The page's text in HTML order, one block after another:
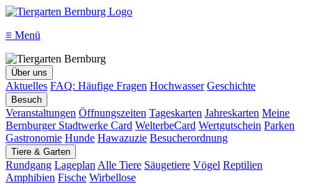
≡ Menü
Über uns
Aktuelles FAQ: Häufige Fragen Hochwasser Geschichte
Besuch
Veranstaltungen Öffnungszeiten Tageskarten Jahreskarten Meine
Bernburger Stadtwerke Card WelterbeCard Wertgutschein Parken
Gastronomie Hunde Hawazuzie Besucherordnung
Tiere & Garten
Rundgang Lageplan Alle Tiere Säugetiere Vögel Reptilien
Amphibien Fische Wirbellose